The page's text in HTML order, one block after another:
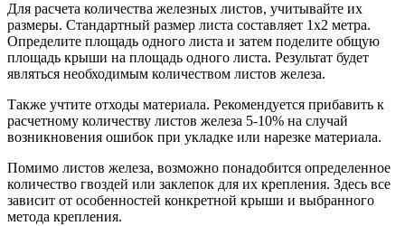
Для расчета количества железных листов, учитывайте их
размеры. Стандартный размер листа составляет 1х2 метра.
Определите площадь одного листа и затем поделите общую
площадь крыши на площадь одного листа. Результат будет
являться необходимым количеством листов железа.
Также учтите отходы материала. Рекомендуется прибавить к
расчетному количеству листов железа 5-10% на случай
возникновения ошибок при укладке или нарезке материала.
Помимо листов железа, возможно понадобится определенное
количество гвоздей или заклепок для их крепления. Здесь все
зависит от особенностей конкретной крыши и выбранного
метода крепления.